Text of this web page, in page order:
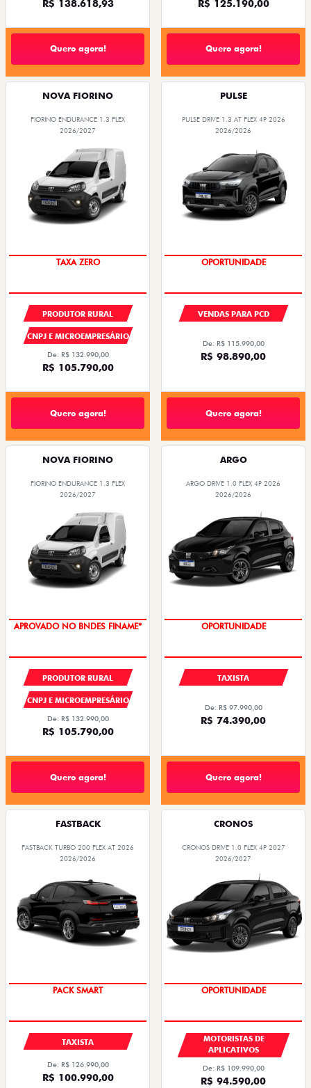
R$ 138.618,93
Quero agora!
R$ 125.190,00
Quero agora!
NOVA FIORINO
FIORINO ENDURANCE 1.3 FLEX
2026/2027
TAXA ZERO
PRODUTOR RURAL
CNPJ E MICROEMPRESÁRIO
De: R$ 132.990,00
R$ 105.790,00
Quero agora!
PULSE
PULSE DRIVE 1.3 AT FLEX 4P 2026
2026/2026
OPORTUNIDADE
VENDAS PARA PCD
De: R$ 115.990,00
R$ 98.890,00
Quero agora!
NOVA FIORINO
FIORINO ENDURANCE 1.3 FLEX
2026/2027
APROVADO NO BNDES FINAME*
PRODUTOR RURAL
CNPJ E MICROEMPRESÁRIO
De: R$ 132.990,00
R$ 105.790,00
Quero agora!
ARGO
ARGO DRIVE 1.0 FLEX 4P 2026
2026/2026
OPORTUNIDADE
TAXISTA
De: R$ 97.990,00
R$ 74.390,00
Quero agora!
FASTBACK
FASTBACK TURBO 200 FLEX AT 2026
2026/2026
PACK SMART
TAXISTA
De: R$ 126.990,00
R$ 100.990,00
CRONOS
CRONOS DRIVE 1.0 FLEX 4P 2027
2026/2027
OPORTUNIDADE
MOTORISTAS DE
APLICATIVOS
De: R$ 109.990,00
R$ 94.590,00